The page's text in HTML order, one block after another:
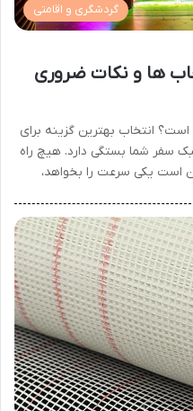
گردشگری و اقامتی
ها و نکات ضروری
انتخاب بهترین گزینه برای
سفر شما بستگی دارد. هیچ راه
است یکی سرعت را بخواهد،